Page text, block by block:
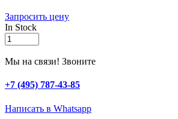
Запросить цену
In Stock
KRAFTOOL
KSD-
20,
20мм,
200мм,
двойными
Мы на связи! Звоните
+7 (495) 787-43-85
Написать в Whatsapp